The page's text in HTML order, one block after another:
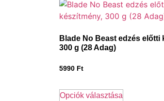
Blade No Beast edzés előtti
300 g (28 Adag)
5990 Ft
Opciók választása